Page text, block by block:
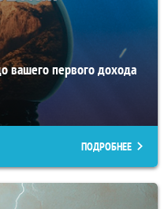
вашего первого дохода
ПОДРОБНЕЕ